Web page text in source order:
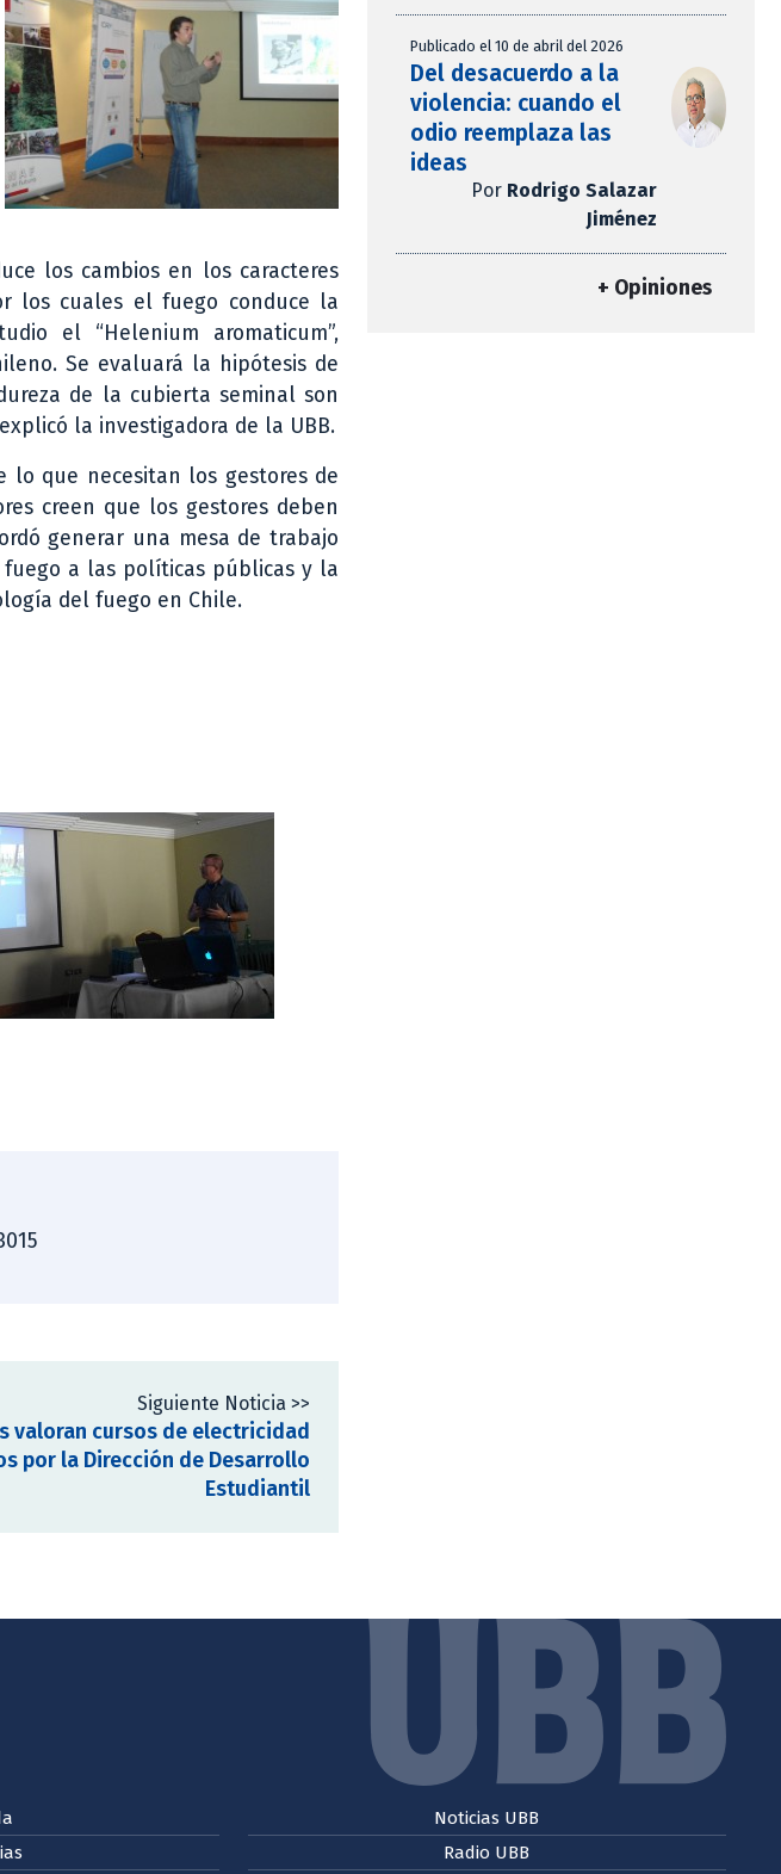
los cambios en los caracteres
los cuales el fuego conduce la
el “Helenium aromaticum”,
Se evaluará la hipótesis de
de la cubierta seminal son
la investigadora de la UBB.
lo que necesitan los gestores de
creen que los gestores deben
generar una mesa de trabajo
a las políticas públicas y la
del fuego en Chile.
Siguiente Noticia >>
valoran cursos de electricidad
por la Dirección de Desarrollo
Estudiantil
Publicado el 10 de abril del 2026
Del desacuerdo a la
violencia: cuando el
odio reemplaza las
ideas
Por Rodrigo Salazar
Jiménez
+ Opiniones
Noticias UBB
Radio UBB